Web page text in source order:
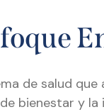
de salud
bienestar y